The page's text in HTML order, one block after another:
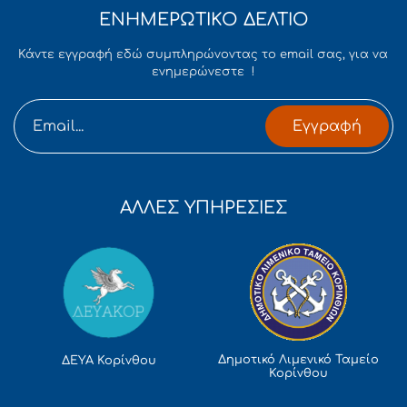
ΕΝΗΜΕΡΩΤΙΚΟ ΔΕΛΤΙΟ
Κάντε εγγραφή εδώ συμπληρώνοντας το email σας, για να
ενημερώνεστε !
Εγγραφή
ΑΛΛΕΣ ΥΠΗΡΕΣΙΕΣ
ΔΕΥΑ Κορίνθου
Δημοτικό Λιμενικό Ταμείο
Κορίνθου